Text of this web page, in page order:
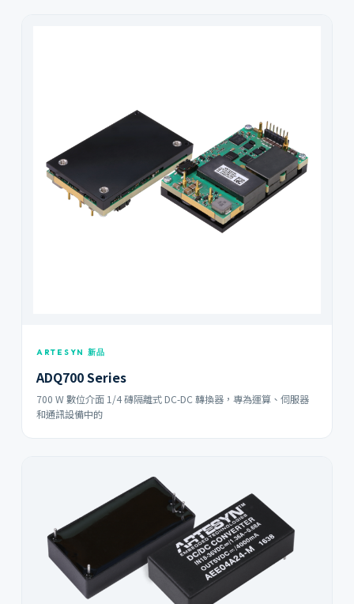
ARTESYN 新品
ADQ700 Series
700 W 數位介面 1/4 磚隔離式 DC-DC 轉換器，專為運算、伺服器
和通訊設備中的